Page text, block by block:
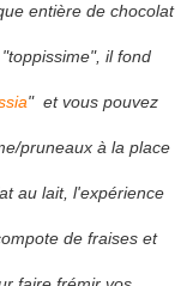
entière de chocolat
il fond
" et vous pouvez
pruneaux à la place
au lait, l'expérience
de fraises et